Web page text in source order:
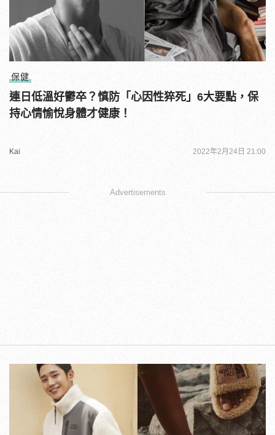
保健
連日低溫好鬱卒？慎防「心因性猝死」6大要點，保
持心情愉悅身體才健康！
Kai 2022年2月24日 21:00
Advertisements